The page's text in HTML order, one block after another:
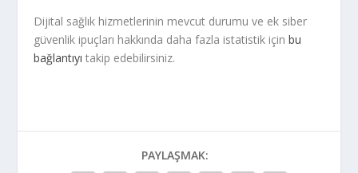
Dijital sağlık hizmetlerinin mevcut durumu ve ek siber
güvenlik ipuçları hakkında daha fazla istatistik içinbu
bağlantıyı takip edebilirsiniz.
PAYLAŞMAK: